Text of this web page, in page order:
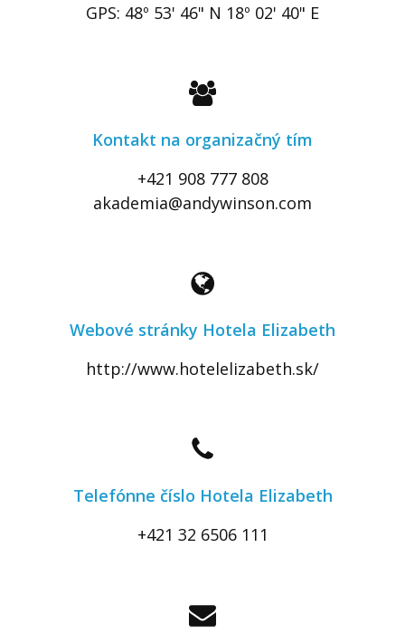
GPS: 48º 53' 46" N 18º 02' 40" E
Kontakt na organizačný tím
+421 908 777 808
akademia@andywinson.com
Webové stránky Hotela Elizabeth
http://www.hotelelizabeth.sk/
Telefónne číslo Hotela Elizabeth
+421 32 6506 111